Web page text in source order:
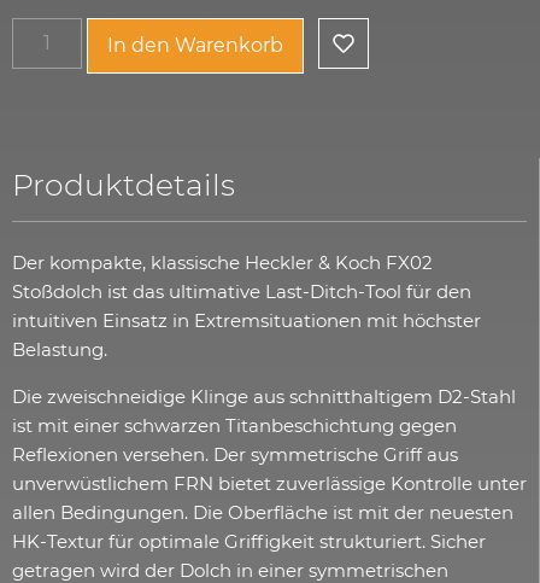
In den Warenkorb
Produktdetails
Der kompakte, klassische Heckler & Koch FX02
Stoßdolch ist das ultimative Last-Ditch-Tool für den
intuitiven Einsatz in Extremsituationen mit höchster
Belastung.
Die zweischneidige Klinge aus schnitthaltigem D2-Stahl
ist mit einer schwarzen Titanbeschichtung gegen
Reflexionen versehen. Der symmetrische Griff aus
unverwüstlichem FRN bietet zuverlässige Kontrolle unter
allen Bedingungen. Die Oberfläche ist mit der neuesten
HK-Textur für optimale Griffigkeit strukturiert. Sicher
getragen wird der Dolch in einer symmetrischen